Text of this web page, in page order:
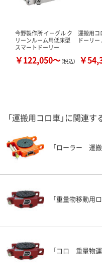
今野製作所 イーグル ク
リーンルーム用低床型
スマートドーリー
￥122,050～（税込）
運搬用コ
ドーリ
￥
「運搬用コロ車」に関連
「ローラー 運
「重量物移動用
「コロ 重量物